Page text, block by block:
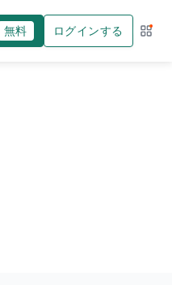
無料 ログインする サー